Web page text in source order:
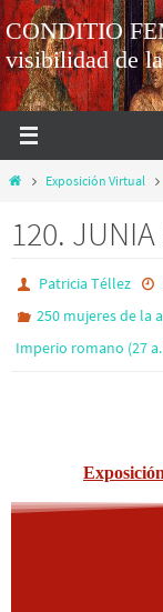
CONDITIO
visibilidad de
Exposición Virtual
120.
Patricia Téllez
250 mujeres de la
Imperio romano (27 a.